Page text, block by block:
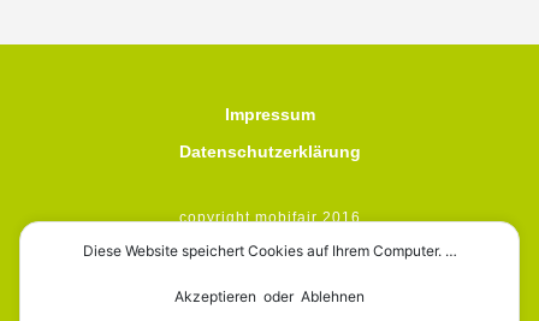
Impressum
Datenschutzerklärung
copyright mobifair 2016
Diese Website speichert Cookies auf Ihrem Computer. …
Akzeptieren oder Ablehnen